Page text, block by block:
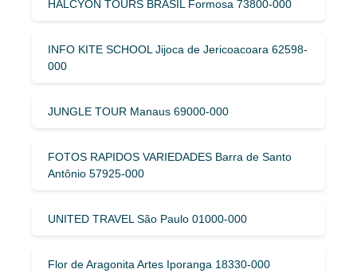
HALCYON TOURS BRASIL Formosa 73800-000
INFO KITE SCHOOL Jijoca de Jericoacoara 62598-
000
JUNGLE TOUR Manaus 69000-000
FOTOS RAPIDOS VARIEDADES Barra de Santo
Antônio 57925-000
UNITED TRAVEL São Paulo 01000-000
Flor de Aragonita Artes Iporanga 18330-000